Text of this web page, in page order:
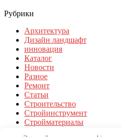
Рубрики
Архитектура
Дизайн ландшафт
инновация
Каталог
Новости
Разное
Ремонт
Статьи
Строительство
Стройинструмент
Стройматериалы